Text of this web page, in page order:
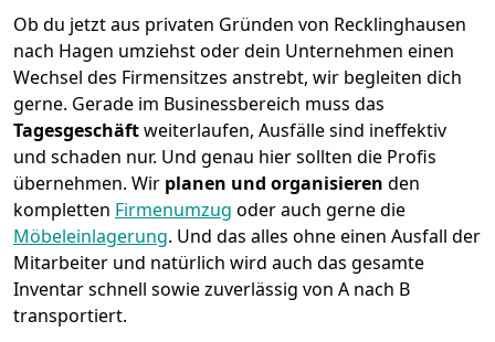
Ob du jetzt aus privaten Gründen von Recklinghausen
nach Hagen umziehst oder dein Unternehmen einen
Wechsel des Firmensitzes anstrebt, wir begleiten dich
gerne. Gerade im Businessbereich muss das
Tagesgeschäftweiterlaufen, Ausfälle sind ineffektiv
und schaden nur. Und genau hier sollten die Profis
übernehmen. Wir planen und organisieren den
kompletten Firmenumzug oder auch gerne die
Möbeleinlagerung. Und das alles ohne einen Ausfall der
Mitarbeiter und natürlich wird auch das gesamte
Inventar schnell sowie zuverlässig von A nach B
transportiert.